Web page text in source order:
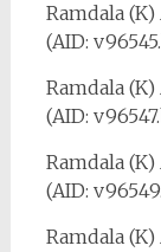
Ramdala (K)
(AID:
Ramdala (K)
(AID:
Ramdala (K)
(AID:
Ramdala (K)